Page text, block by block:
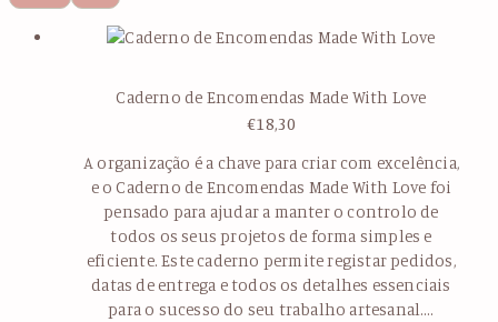
Caderno de Encomendas Made With Love
€18,30
A organização é a chave para criar com excelência,
e o Caderno de Encomendas Made With Love foi
pensado para ajudar a manter o controlo de
todos os seus projetos de forma simples e
eficiente. Este caderno permite registar pedidos,
datas de entrega e todos os detalhes essenciais
para o sucesso do seu trabalho artesanal….